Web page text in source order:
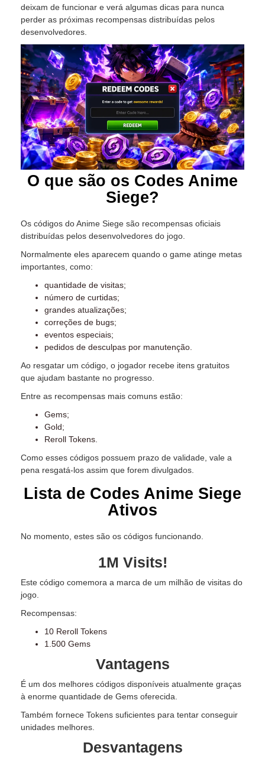
deixam de funcionar e verá algumas dicas para nunca
perder as próximas recompensas distribuídas pelos
desenvolvedores.
O que são os Codes Anime
Siege?
Os códigos do Anime Siege são recompensas oficiais
distribuídas pelos desenvolvedores do jogo.
Normalmente eles aparecem quando o game atinge metas
importantes, como:
quantidade de visitas;
número de curtidas;
grandes atualizações;
correções de bugs;
eventos especiais;
pedidos de desculpas por manutenção.
Ao resgatar um código, o jogador recebe itens gratuitos
que ajudam bastante no progresso.
Entre as recompensas mais comuns estão:
Gems;
Gold;
Reroll Tokens.
Como esses códigos possuem prazo de validade, vale a
pena resgatá-los assim que forem divulgados.
Lista de Codes Anime Siege
Ativos
No momento, estes são os códigos funcionando.
1M Visits!
Este código comemora a marca de um milhão de visitas do
jogo.
Recompensas:
10 Reroll Tokens
1.500 Gems
Vantagens
É um dos melhores códigos disponíveis atualmente graças
à enorme quantidade de Gems oferecida.
Também fornece Tokens suficientes para tentar conseguir
unidades melhores.
Desvantagens